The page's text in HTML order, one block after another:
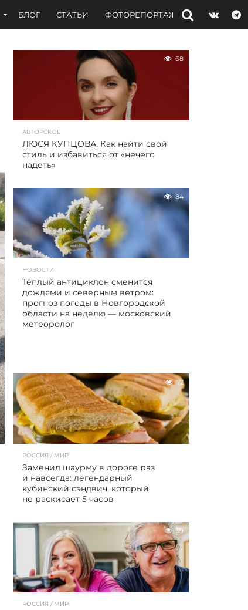
БЛОГ СТАТЬИ ФОТОРЕПОРТАЖИ ИНТЕРВЬЮ
68
АВТОРСКОЕ
ЛЮСЯ КУПЦОВА. Как найти свой
стиль и избавиться от «нечего
надеть»
84
НОВОСТИ
Тёплый антициклон сменится
дождями и северным ветром:
прогноз погоды в Новгородской
области на неделю — московский
метеоролог
72
РОССИЯ / МИР
Заменил шаурму в дороге раз
и навсегда: легендарный
кубинский сэндвич, который
не раскисает 5 часов
39
РОССИЯ / МИР